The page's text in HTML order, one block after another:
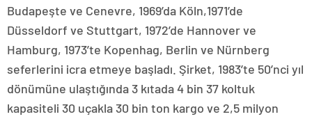
Budapeşte ve Cenevre, 1969’da Köln,1971’de
Düsseldorf ve Stuttgart, 1972’de Hannover ve
Hamburg, 1973’te Kopenhag, Berlin ve Nürnberg
seferlerini icra etmeye başladı. Şirket, 1983’te 50’nci yıl
dönümüne ulaştığında 3 kıtada 4 bin 37 koltuk
kapasiteli 30 uçakla 30 bin ton kargo ve 2,5 milyon